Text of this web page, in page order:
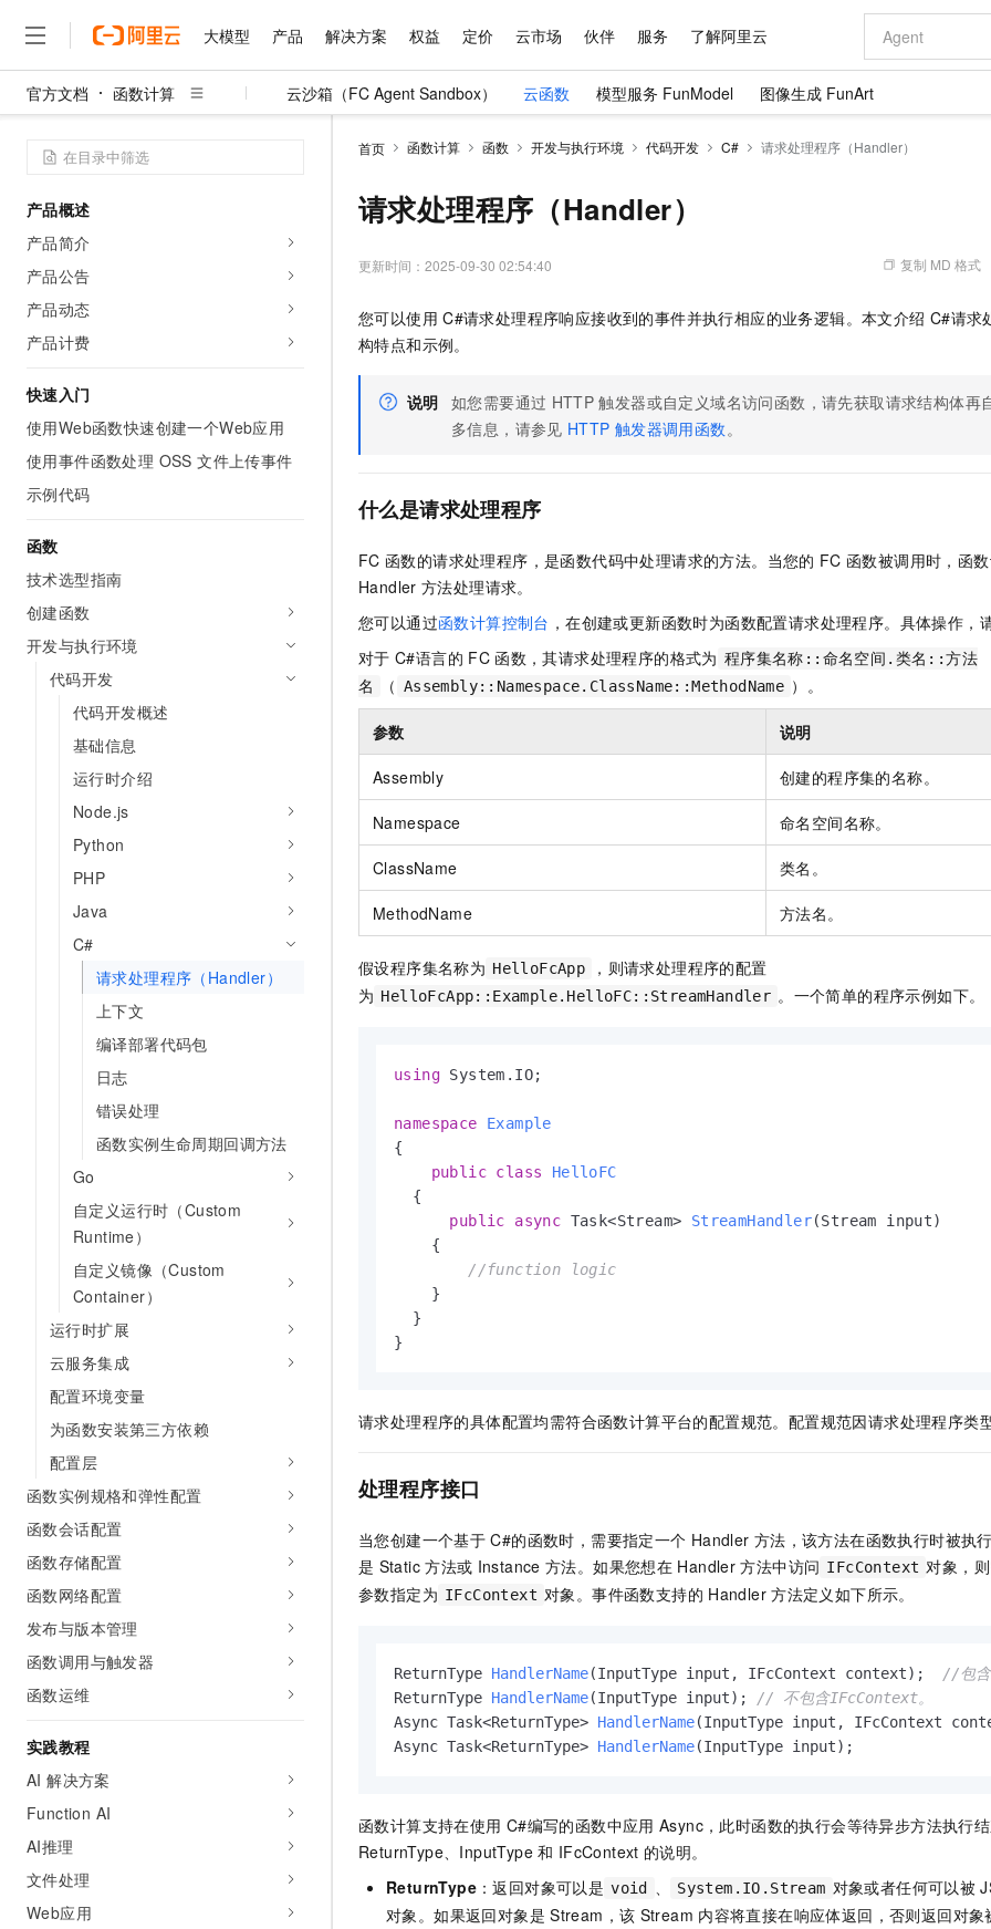
大模型 产品 解决方案 权益 定价 云市场 伙伴 服务 了解阿里云
官方文档 函数计算 云沙箱（FC Agent Sandbox） 云函数 模型服务 FunModel 图像生成 FunArt
产品概述
产品简介
产品公告
产品动态
产品计费
快速入门
使用Web函数快速创建一个Web应用
使用事件函数处理 OSS 文件上传事件
示例代码
函数
技术选型指南
创建函数
开发与执行环境
代码开发
代码开发概述
基础信息
运行时介绍
Node.js
Python
PHP
Java
C#
请求处理程序（Handler）
上下文
编译部署代码包
日志
错误处理
函数实例生命周期回调方法
Go
自定义运行时（Custom
Runtime）
自定义镜像（Custom
Container）
运行时扩展
云服务集成
配置环境变量
为函数安装第三方依赖
配置层
函数实例规格和弹性配置
函数会话配置
函数存储配置
函数网络配置
发布与版本管理
函数调用与触发器
函数运维
实践教程
AI 解决方案
Function AI
AI推理
文件处理
Web应用
首页 函数计算 函数 开发与执行环境 代码开发 C# 请求处理程序（Handler）
请求处理程序（Handler）
更新时间： 2025-09-30 02:54:40 复制 MD 格式
您可以使用 C#请求处理程序响应接收到的事件并执行相应的业务逻辑。本文介绍 C#请求
构特点和示例。
说明 如您需要通过 HTTP 触发器或自定义域名访问函数，请先获取请求结构体再
多信息，请参见 HTTP 触发器调用函数。
什么是请求处理程序
FC 函数的请求处理程序，是函数代码中处理请求的方法。当您的 FC 函数被调用时， 函
Handler 方法处理请求。
您可以通过函数计算控制台 ，在创建或更新函数时为函数配置请求处理程序。具体操作，
对于 C#语言的 FC 函数，其请求处理程序的格式为 程序集名称::命名空间.类名::方法
名
（ Assembly::Namespace.ClassName::MethodName ）。
参数 说明
Assembly 创建的程序集的名称。
Namespace 命名空间名称。
ClassName 类名。
MethodName 方法名。
假设程序集名称为 HelloFcApp
，则请求处理程序的配置
为 HelloFcApp::Example.HelloFC::StreamHandler 。一个简单的程序示例如下。
using System.IO;
namespace
Example
{
public class
HelloFC
  {
public
async Task<Stream> StreamHandler(Stream input)
    {
//function logic
    }
  }
}
请求处理程序的具体配置均需符合函数计算平台的配置规范。配置规范因请求处理程序类
处理程序接口
当您创建一个基于 C#的函数时，需要指定一个 Handler 方法，该方法在函数执行时被执
是 Static 方法或 Instance 方法。如果您想在 Handler 方法中访问 IFcContext 对象，
参数指定为 IFcContext 对象。事件函数支持的 Handler 方法定义如下所示。
ReturnType HandlerName(InputType input, IFcContext context) ; //包含
ReturnType HandlerName(InputType input) ; // 不包含IFcContext。
Async Task<ReturnType> HandlerName(InputType input, IFcContext
Async Task<ReturnType> HandlerName(InputType input) ;
函数计算支持在使用 C#编写的函数中应用 Async，此时函数的执行会等待异步方法执行
ReturnType、InputType 和 IFcContext 的说明。
ReturnType ：返回对象可以是 void 、 System.IO.Stream 对象或者任何可以被
对象。如果返回对象是 Stream，该 Stream 内容将直接在响应体返回，否则返回对象
大模型
千问AI平台
Qwen3.8-Max
Qwen3.7-Plus
能看、能想、能动手的多模态智能体模型
Deepseek-v4-pro
大模型服务
个人版上线、团队版降价；千问3.8-Max首发发尝鲜
千问AI平台-模型体验
在线体验全尺寸、多种模态的模型效果
Happy 系列大模型
新一代 AI 视频生成模型，深度适配广告营销等场景
丰富多元化的应用模版和解决方案
大模型服务平台百炼-智能体
灵活可视化地构建企业级 Agent
AI Native 的算法工程平台，一站式完成建模、训练、推理服务部署
Qoder
面向真实软件
万有无界
秒悟
云端极速 AI
大模型解决方案
快速部署 Dify，高效搭建 AI 应用
依托云原生高可用架构,实现Dify私有化部署
10 分钟在聊天系统中增加一个 AI 助手
10分钟微调：让0.6B模型媲美235B模型
即刻拥有 DeepSeek-R1 满血版
多模态数据
超强辅助，
产品
精选产品
计算
容器
存储
网络与CDN
数据库
大数据计算
媒体服务
企业服务与云通信
域名与网站
终端用户计算
Serverless
开发工具
迁移与运维管理
专有云
精选产品
大模型服务与应用平台
多元化、高性能、安全可靠的大模型服务
无影云电脑
随时随地安全接入的云上超级电脑
云解析DNS
覆盖公网/内网、递归/权威、移动APP等全场景解析服务
云原生大数据计算服务 MaxCompute
人工智能平台 PAI 大模型
一站式AI开发、训练和推理服务
基于千问大模型等，支持代码智能生成、研发智能问答
容器服务 Kubernetes 版 ACK
Qoder
面向真实软件
解决方案
精选解决方案
互联网应用开发
大数据
现代化应用
安全
可观测
上云与迁云
企业出海
政企业务
精选解决方案
企业级Agent产品，直接交付可用成果
HappyHorse 打造一站式影视创作平台
可视化编排打通从文字构思到成片全链路闭环
快速拥有专属 OpenClaw
让AI从“聊天伙伴”进化为能干活的“数字员工”
Hermes Agent，打造自进化智能体
自主进化，持久记忆，越用越聪明
安装技能 GStack，拥有专属 AI 工程团队
轻松解锁专属
5 分钟轻松部
权益 普惠上云
云服务器38元/年起，超值低价云产品抢先购
推荐新用户得奖励，单订单最高返9万
云工开物
高校专属算力普惠，学生认证享300元代金券
免费试用
解决方案免费试用 新老同享
AI 产品 免费试用
140+云产品 免费试用
大模型ACA认证体验
助力企业全员 AI 认知与能力提升
AI 特惠
Token Plan 模型订阅计划 NEW
Qwen3.8-Max 首发尝鲜，限时加量 10 倍，夜间低至2折
你的AI工作搭子，覆盖日常办公高频场景
万小智 AI 建站低至 15元/月
AI 场景体
从图文生成到
AI 广告创作
图文、视频一
0 代码专业建
定价 产品定价
了解云产品的定价详情
云上成本管理
管理和优化成本
价格计算器
自助选配和估算价格
价格优势
配置报价
云市场 精选商城
多端小程序
观测云
Tuya 物联网平台阿里云版
蓝凌 OA
电子合同
AI空中课堂在线直播课堂（旗舰版）
生态解决方案
行业生态解决方案
AI 开发和 AI 应用解决方案
数据与 API
手机三要素
OCR 文字识别
天气预报查询
ERP
财税管理
广告营销
基础软件
JAVA
操作系统
SUSE
建站小程序
模板小程序
定制小程序
伙伴 成为销售伙伴
咨询伙伴
销售伙伴合作计划
无影生态合作计划
Salesforce On Alibaba Cloud
Consulting Partner 合作计划
AI 大模型销售与服务生态合作计划
成为产品伙伴
产品生态伙伴
产品伙伴
云网络合作
计划
服务 售前咨询
售后服务
自助服务
在线服务
工单服务
短信专区
企业增值服务
专家技术服务
企业成长
创新中心
阿里云认证
信息公告
健康状态
了解阿里云 为什么选择阿里云
技术领先
分析师报告
研究报告与白皮书
云开发大赛
入门学习赛
最佳实践
云上奥运之旅
看见新力量
客户案例
市场活动
魔搭